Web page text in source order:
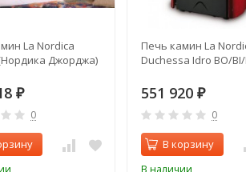
La Nordica
Джорджа)
₽
0
Печь камин La
Duchessa Idro BO/BI/
551 920 ₽
0
В корзину
В наличии